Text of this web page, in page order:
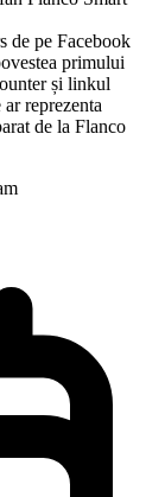
de pe Facebook
primului
și linkul
reprezenta
de la Flanco